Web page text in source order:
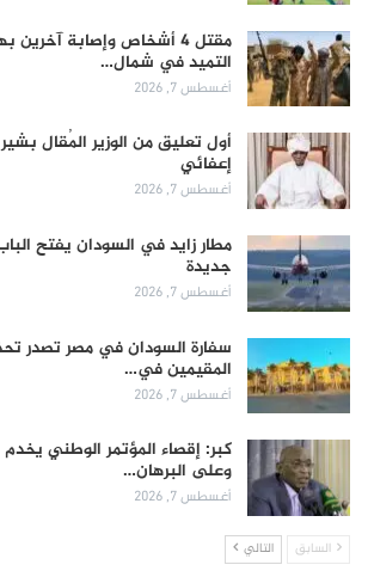
مقتل 4 أشخاص وإصابة
التميد في شمال…
أغسطس 7, 2026
أول تعليق من الوزير المُقال
إعفائي
أغسطس 7, 2026
مطار زايد في السودان يفتح
جديدة
أغسطس 7, 2026
سفارة السودان في مصر تصدر
المقيمين في…
أغسطس 7, 2026
كبر: إقصاء المؤتمر الوطني
وعلى البرهان…
أغسطس 7, 2026
السابق التالي